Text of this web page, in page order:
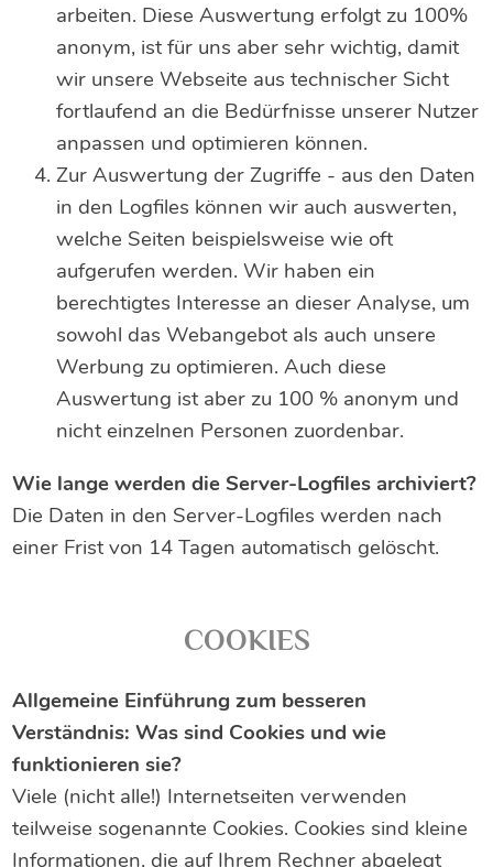
arbeiten. Diese Auswertung erfolgt zu 100%
anonym, ist für uns aber sehr wichtig, damit
wir unsere Webseite aus technischer Sicht
fortlaufend an die Bedürfnisse unserer Nutzer
anpassen und optimieren können.
Zur Auswertung der Zugriffe - aus den Daten
in den Logfiles können wir auch auswerten,
welche Seiten beispielsweise wie oft
aufgerufen werden. Wir haben ein
berechtigtes Interesse an dieser Analyse, um
sowohl das Webangebot als auch unsere
Werbung zu optimieren. Auch diese
Auswertung ist aber zu 100 % anonym und
nicht einzelnen Personen zuordenbar.
Wie lange werden die Server-Logfiles archiviert?
Die Daten in den Server-Logfiles werden nach
einer Frist von 14 Tagen automatisch gelöscht.
COOKIES
Allgemeine Einführung zum besseren
Verständnis: Was sind Cookies und wie
funktionieren sie?
Viele (nicht alle!) Internetseiten verwenden
teilweise sogenannte Cookies. Cookies sind kleine
Informationen, die auf Ihrem Rechner abgelegt